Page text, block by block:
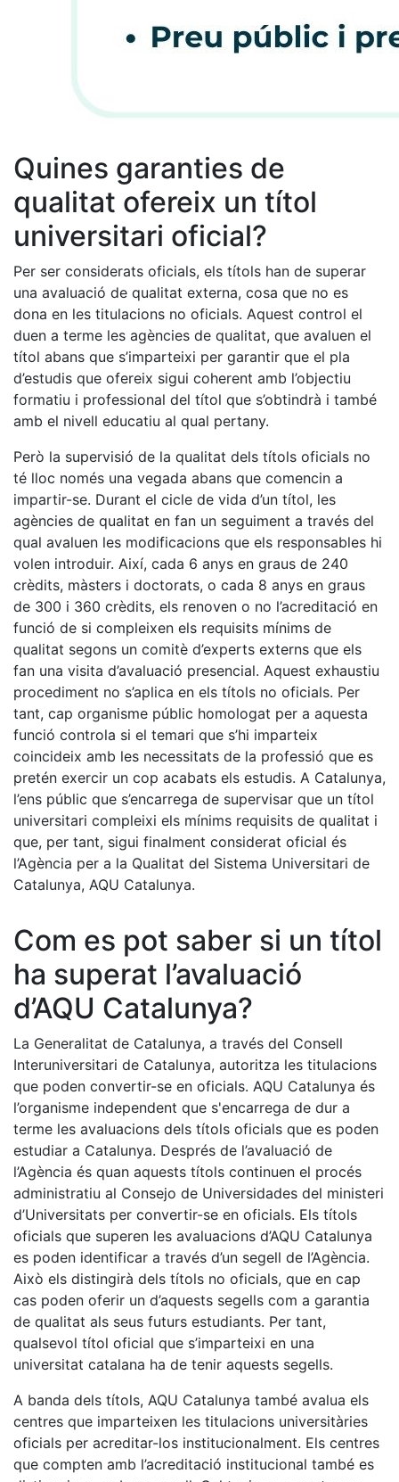
Quines garanties de
qualitat ofereix un títol
universitari oficial?
Per ser considerats oficials, els títols han de superar
una avaluació de qualitat externa, cosa que no es
dona en les titulacions no oficials. Aquest control el
duen a terme les agències de qualitat, que avaluen el
títol abans que s’imparteixi per garantir que el pla
d’estudis que ofereix sigui coherent amb l’objectiu
formatiu i professional del títol que s’obtindrà i també
amb el nivell educatiu al qual pertany.
Però la supervisió de la qualitat dels títols oficials no
té lloc només una vegada abans que comencin a
impartir-se. Durant el cicle de vida d’un títol, les
agències de qualitat en fan un seguiment a través del
qual avaluen les modificacions que els responsables hi
volen introduir. Així, cada 6 anys en graus de 240
crèdits, màsters i doctorats, o cada 8 anys en graus
de 300 i 360 crèdits, els renoven o no l’acreditació en
funció de si compleixen els requisits mínims de
qualitat segons un comitè d’experts externs que els
fan una visita d’avaluació presencial. Aquest exhaustiu
procediment no s’aplica en els títols no oficials. Per
tant, cap organisme públic homologat per a aquesta
funció controla si el temari que s’hi imparteix
coincideix amb les necessitats de la professió que es
pretén exercir un cop acabats els estudis. A Catalunya,
l’ens públic que s’encarrega de supervisar que un títol
universitari compleixi els mínims requisits de qualitat i
que, per tant, sigui finalment considerat oficial és
l’Agència per a la Qualitat del Sistema Universitari de
Catalunya, AQU Catalunya.
Com es pot saber si un títol
ha superat l’avaluació
d’AQU Catalunya?
La Generalitat de Catalunya, a través del Consell
Interuniversitari de Catalunya, autoritza les titulacions
que poden convertir-se en oficials. AQU Catalunya és
l’organisme independent que s'encarrega de dur a
terme les avaluacions dels títols oficials que es poden
estudiar a Catalunya. Després de l’avaluació de
l’Agència és quan aquests títols continuen el procés
administratiu al Consejo de Universidades del ministeri
d’Universitats per convertir-se en oficials. Els títols
oficials que superen les avaluacions d’AQU Catalunya
es poden identificar a través d’un segell de l’Agència.
Això els distingirà dels títols no oficials, que en cap
cas poden oferir un d’aquests segells com a garantia
de qualitat als seus futurs estudiants. Per tant,
qualsevol títol oficial que s’imparteixi en una
universitat catalana ha de tenir aquests segells.
A banda dels títols, AQU Catalunya també avalua els
centres que imparteixen les titulacions universitàries
oficials per acreditar-los institucionalment. Els centres
que compten amb l’acreditació institucional també es